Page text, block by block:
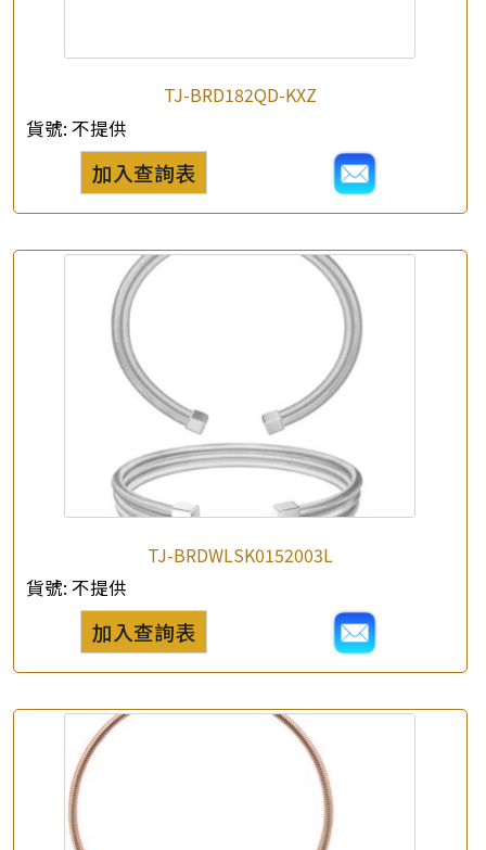
產品查詢 ×
*你的名字
公司名稱
*聯絡電話
查詢以下產品
TJ-BRD182QD-KXZ
貨號: 不提供
加入查詢表
TJ-BRDWLSK0152003L
貨號: 不提供
加入查詢表